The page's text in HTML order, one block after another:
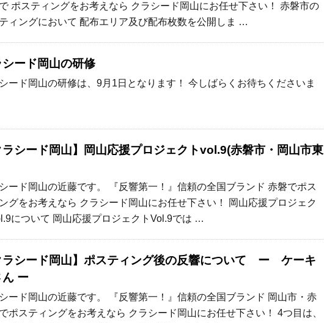
ポスティングをお考えなら クラシード岡山にお任せ下さい！ 赤磐市の
ィングにおいて 配布エリア及び配布枚数を公開しま …
シード岡山の研修
ード岡山の研修は、9月1日となります！ 今しばらくお待ちくださいま
ラシード岡山】岡山応援プロジェクトvol.9(赤磐市・岡山市東
ード岡山の近藤です。 『反響第一！』信頼の全国ブランド 赤磐でポス
グをお考えなら クラシード岡山にお任せ下さい！ 岡山応援プロジェク
について 岡山応援プロジェクトVol.9では …
ラシード岡山】ポスティング後の反響について ー ケーキ
ん ー
ード岡山の近藤です。 『反響第一！』信頼の全国ブランド 岡山市・赤
ポスティングをお考えなら クラシード岡山にお任せ下さい！ 4つ目は、